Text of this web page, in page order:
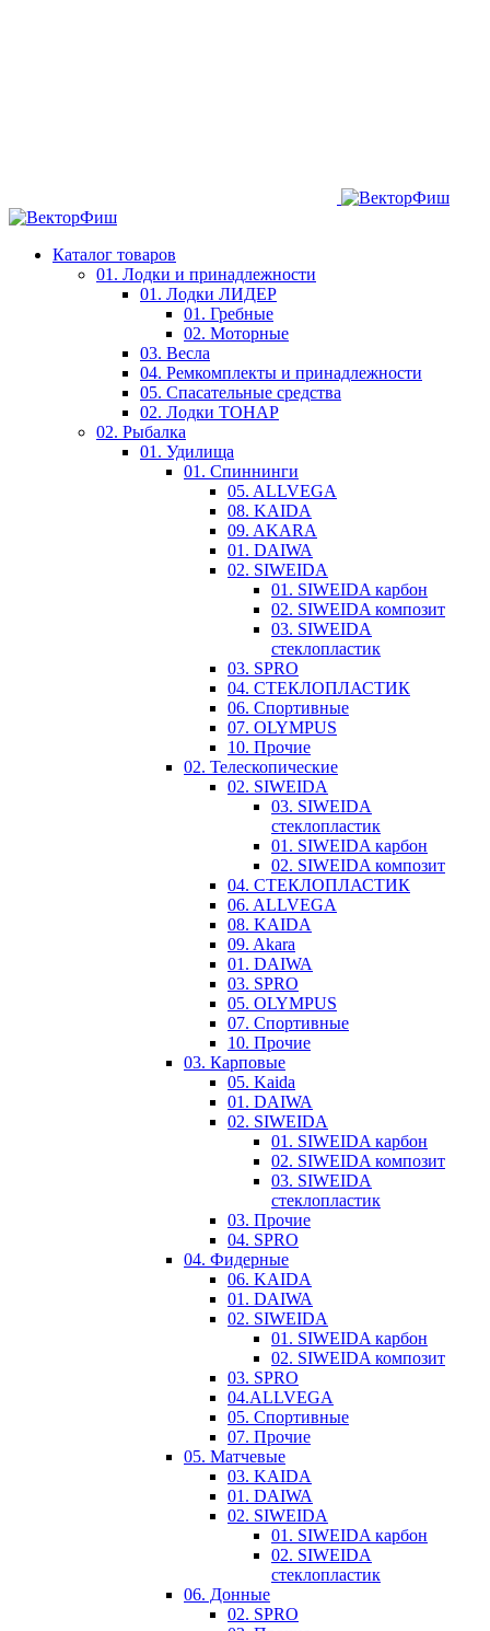
Каталог товаров
01. Лодки и принадлежности
01. Лодки ЛИДЕР
01. Гребные
02. Моторные
03. Весла
04. Ремкомплекты и принадлежности
05. Спасательные средства
02. Лодки ТОНАР
02. Рыбалка
01. Удилища
01. Спиннинги
05. ALLVEGA
08. KAIDA
09. AKARA
01. DAIWA
02. SIWEIDA
01. SIWEIDA карбон
02. SIWEIDA композит
03. SIWEIDA
стеклопластик
03. SPRO
04. СТЕКЛОПЛАСТИК
06. Спортивные
07. OLYMPUS
10. Прочие
02. Телескопические
02. SIWEIDA
03. SIWEIDA
стеклопластик
01. SIWEIDA карбон
02. SIWEIDA композит
04. СТЕКЛОПЛАСТИК
06. ALLVEGA
08. KAIDA
09. Akara
01. DAIWA
03. SPRO
05. OLYMPUS
07. Спортивные
10. Прочие
03. Карповые
05. Kaida
01. DAIWA
02. SIWEIDA
01. SIWEIDA карбон
02. SIWEIDA композит
03. SIWEIDA
стеклопластик
03. Прочие
04. SPRO
04. Фидерные
06. KAIDA
01. DAIWA
02. SIWEIDA
01. SIWEIDA карбон
02. SIWEIDA композит
03. SPRO
04.ALLVEGA
05. Спортивные
07. Прочие
05. Матчевые
03. KAIDA
01. DAIWA
02. SIWEIDA
01. SIWEIDA карбон
02. SIWEIDA
стеклопластик
06. Донные
02. SPRO